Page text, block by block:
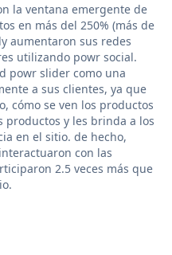
la ventana emergente de
en más del 250% (más de
aumentaron sus redes
utilizando powr social.
powr slider como una
a sus clientes, ya que
cómo se ven los productos
productos y les brinda a los
en el sitio. de hecho,
con las
2.5 veces más que